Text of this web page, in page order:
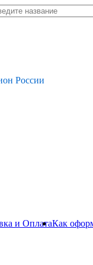
России
и ОплатаКак